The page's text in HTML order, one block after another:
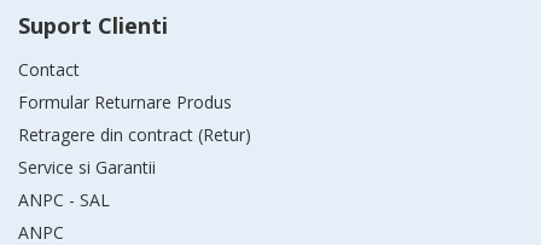
Suport Clienti
Contact
Formular Returnare Produs
Retragere din contract (Retur)
Service si Garantii
ANPC - SAL
ANPC